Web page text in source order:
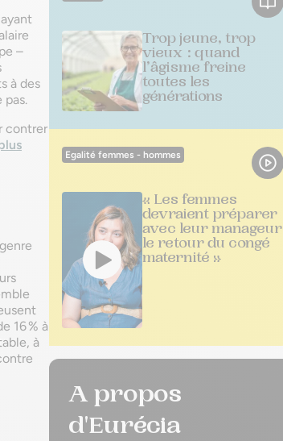
–
à des
pas.
contrer
16 % à
à
Trop jeune, trop
vieux : quand
l’âgisme freine
toutes les
générations
Egalité femmes - hommes
« Les femmes
devraient préparer
avec leur manageur
le retour du congé
maternité »
A propos
d'Eurécia